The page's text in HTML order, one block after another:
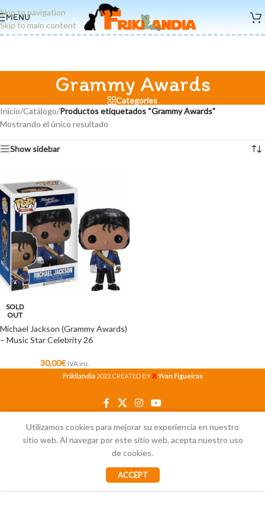
Skip to navigation
Skip to main content
MENU
Grammy Awards
Categories
Inicio/Catálogo/Productos etiquetados “Grammy Awards”
Mostrando el único resultado
Show sidebar
SOLD
OUT
Michael Jackson (Grammy Awards)
– Music Star Celebrity 26
30,00€ IVA inc.
Frikilandia 2022 CREATED BYXYvan Figueiras
Utilizamos cookies para mejorar su experiencia en nuestro
sitio web. Al navegar por este sitio web, acepta nuestro uso
de cookies.
ACCEPT